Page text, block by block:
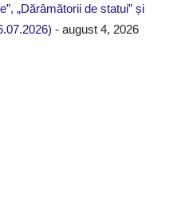
„Dărâmătorii de statui” și
- august 4, 2026